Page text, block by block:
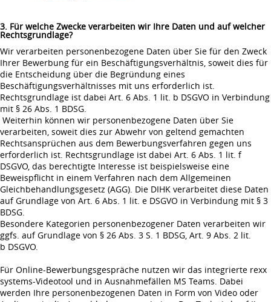
3. Für welche Zwecke verarbeiten wir Ihre Daten und auf welcher
Rechtsgrundlage?
Wir verarbeiten personenbezogene Daten über Sie für den Zweck
Ihrer Bewerbung für ein Beschäftigungsverhältnis, soweit dies für
die Entscheidung über die Begründung eines
Beschäftigungsverhältnisses mit uns erforderlich ist.
Rechtsgrundlage ist dabei Art. 6 Abs. 1 lit. b DSGVO in Verbindung
mit § 26 Abs. 1 BDSG.
Weiterhin können wir personenbezogene Daten über Sie
verarbeiten, soweit dies zur Abwehr von geltend gemachten
Rechtsansprüchen aus dem Bewerbungsverfahren gegen uns
erforderlich ist. Rechtsgrundlage ist dabei Art. 6 Abs. 1 lit. f
DSGVO, das berechtigte Interesse ist beispielsweise eine
Beweispflicht in einem Verfahren nach dem Allgemeinen
Gleichbehandlungsgesetz (AGG). Die DIHK verarbeitet diese Daten
auf Grundlage von Art. 6 Abs. 1 lit. e DSGVO in Verbindung mit § 3
BDSG.
Besondere Kategorien personenbezogener Daten verarbeiten wir
ggfs. auf Grundlage von § 26 Abs. 3 S. 1 BDSG, Art. 9 Abs. 2 lit.
b DSGVO.
Für Online-Bewerbungsgespräche nutzen wir das integrierte rexx
systems-Videotool und in Ausnahmefällen MS Teams. Dabei
werden Ihre personenbezogenen Daten in Form von Video oder